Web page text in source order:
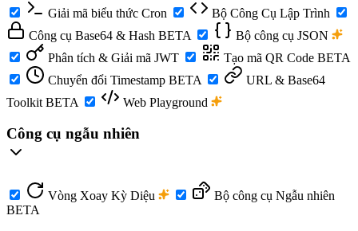
Giải mã biểu thức Cron
Bộ Công Cụ Lập Trình
Công cụ Base64 & Hash BETA
Bộ công cụ JSON
Phân tích & Giải mã JWT
Tạo mã QR Code BETA
Chuyển đổi Timestamp BETA
URL & Base64
ToolkitBETA Web Playground
Công cụ ngẫu nhiên
Vòng Xoay Kỳ Diệu
Bộ công cụ Ngẫu nhiên
BETA